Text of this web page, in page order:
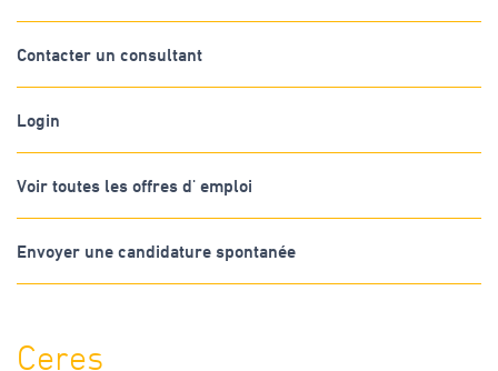
Contacter un consultant
Login
Voir toutes les offres d' emploi
Envoyer une candidature spontanée
Ceres